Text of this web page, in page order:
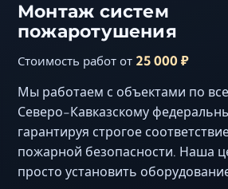
Монтаж систем
пожаротушения
Стоимость работ от 25 000 ₽
Мы работаем с объектами по
Северо-Кавказскому
гарантируя строгое
пожарной безопасности. Наша
просто установить